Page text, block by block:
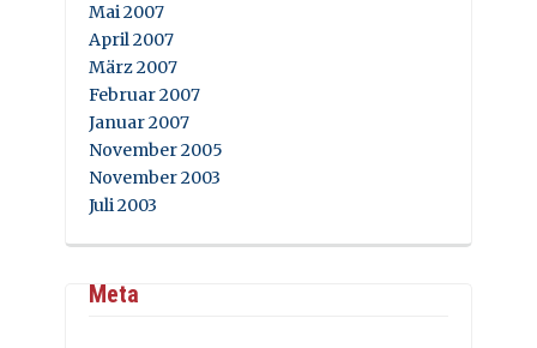
Mai 2007
April 2007
März 2007
Februar 2007
Januar 2007
November 2005
November 2003
Juli 2003
Meta